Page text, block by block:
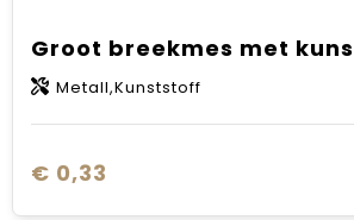
Metall,Kunststoff
€ 0,33